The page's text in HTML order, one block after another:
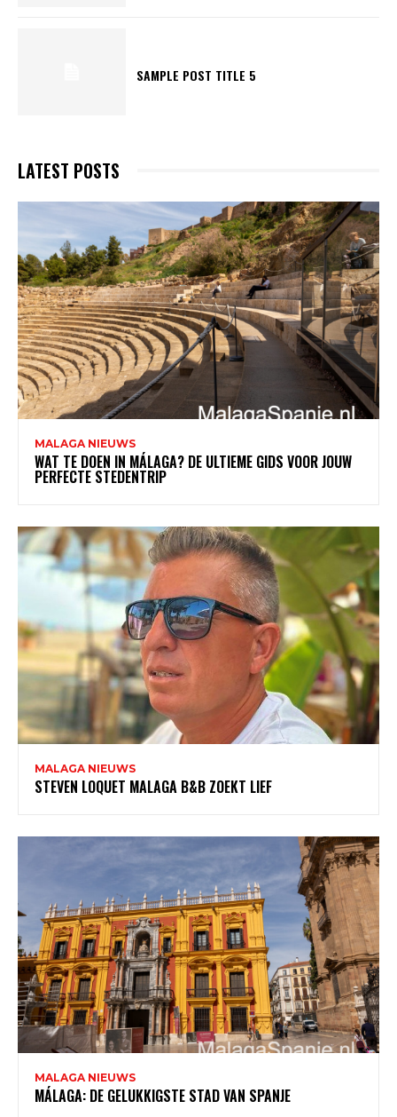
Company
About
Contact us
Subscription Plans
My account
SAMPLE POST TITLE 5
LATEST POSTS
MALAGA NIEUWS
WAT TE DOEN IN MÁLAGA? DE ULTIEME GIDS VOOR JOUW
PERFECTE STEDENTRIP
MALAGA NIEUWS
STEVEN LOQUET MALAGA B&B ZOEKT LIEF
MALAGA NIEUWS
MÁLAGA: DE GELUKKIGSTE STAD VAN SPANJE